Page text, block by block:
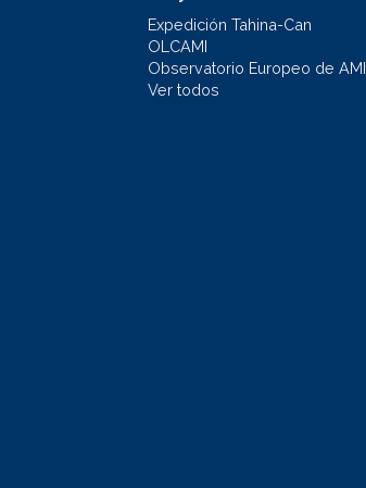
Expedición Tahina-Can
OLCAMI
Observatorio Europeo de AMI
Ver todos